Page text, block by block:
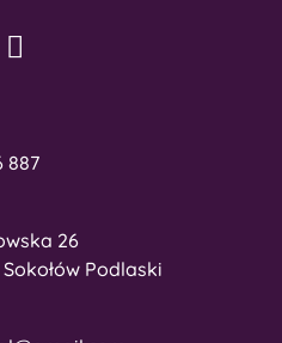
887
26
Podlaski